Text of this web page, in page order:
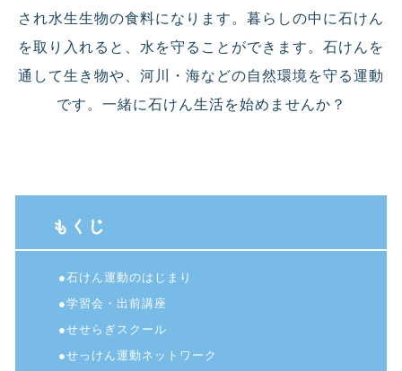
され水生生物の食料になります。暮らしの中に石けん
を取り入れると、水を守ることができます。石けんを
通して生き物や、河川・海などの自然環境を守る運動
です。一緒に石けん生活を始めませんか？
もくじ
●石けん運動のはじまり
●学習会・出前講座
●せせらぎスクール
●せっけん運動ネットワーク